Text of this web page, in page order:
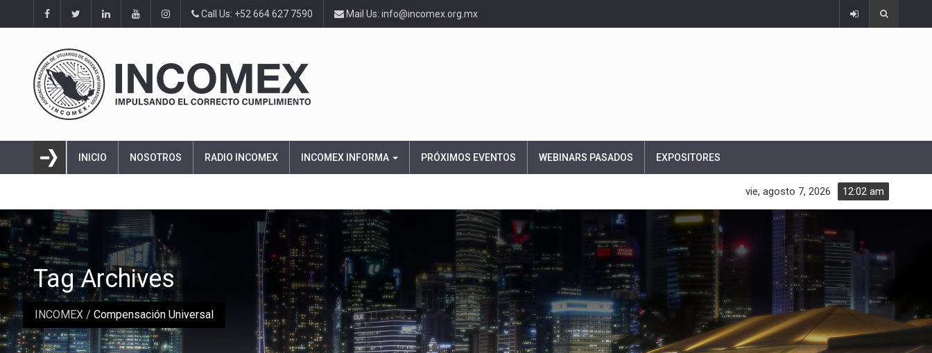
Call Us: +52 664 627 7590 Mail Us: info@incomex.org.mx
INICIO NOSOTROS RADIO INCOMEX INCOMEX INFORMA PRÓXIMOS EVENTOS WEBINARS PASADOS EXPOSITORES
12:02 am
vie, agosto 7, 2026
INCOMEX / Compensación Universal
Tag Archives